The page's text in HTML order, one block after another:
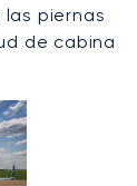
piernas
de cabina